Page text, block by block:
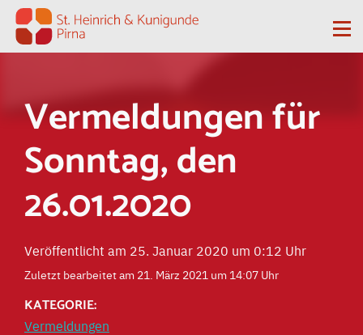
Zum Inhalt springen
Vermeldungen für
Sonntag, den
26.01.2020
Veröffentlicht am 25. Januar 2020 um 0:12 Uhr
Zuletzt bearbeitet am 21. März 2021 um 14:07 Uhr
KATEGORIE:
Vermeldungen